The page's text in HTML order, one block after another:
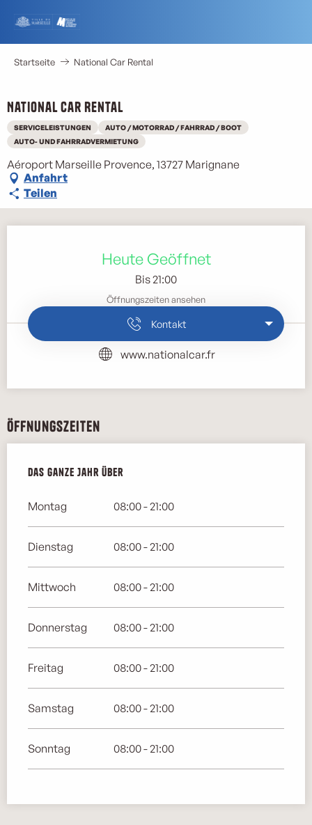
contenu
principal
Startseite National Car Rental
National Car Rental
SERVICELEISTUNGEN
AUTO / MOTORRAD / FAHRRAD / BOOT
AUTO- UND FAHRRADVERMIETUNG
Aéroport Marseille Provence, 13727 Marignane
Anfahrt
Teilen
Heute Geöffnet
Bis 21:00
Öffnungszeiten ansehen
Kontakt
www.nationalcar.fr
Öffnungszeiten
Das ganze Jahr über
Das ganze Jahr über
Montag 08:00 - 21:00
Dienstag 08:00 - 21:00
Mittwoch 08:00 - 21:00
Donnerstag 08:00 - 21:00
Freitag 08:00 - 21:00
Samstag 08:00 - 21:00
Sonntag 08:00 - 21:00